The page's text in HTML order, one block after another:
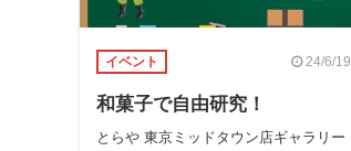
イベント 24/6/19
和菓子で自由研究！
とらや 東京ミッドタウン店ギャラリー